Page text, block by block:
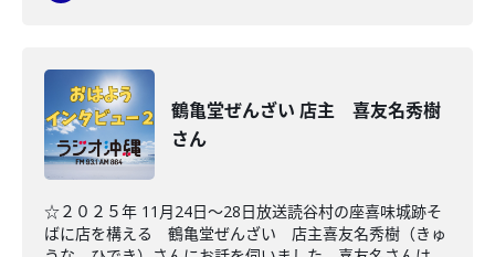
鶴亀堂ぜんざい 店主 喜友名秀樹
さん
☆２０２５年 11月24日～28日放送読谷村の座喜味城跡そ
ばに店を構える 鶴亀堂ぜんざい 店主喜友名秀樹（きゅ